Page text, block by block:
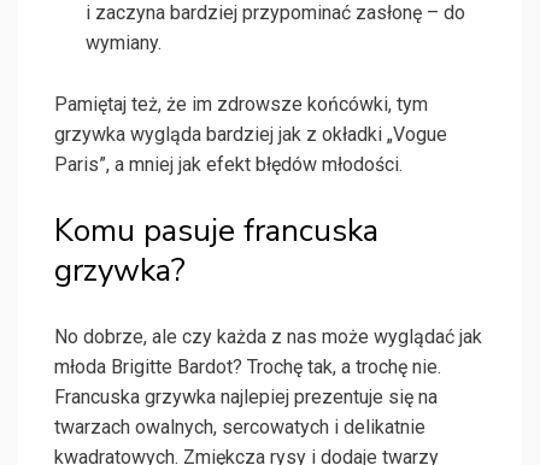
i zaczyna bardziej przypominać zasłonę – do
wymiany.
Pamiętaj też, że im zdrowsze końcówki, tym
grzywka wygląda bardziej jak z okładki „Vogue
Paris”, a mniej jak efekt błędów młodości.
Komu pasuje francuska
grzywka?
No dobrze, ale czy każda z nas może wyglądać jak
młoda Brigitte Bardot? Trochę tak, a trochę nie.
Francuska grzywka najlepiej prezentuje się na
twarzach owalnych, sercowatych i delikatnie
kwadratowych. Zmiękcza rysy i dodaje twarzy